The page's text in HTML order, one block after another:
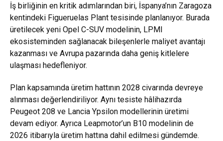
İş birliğinin en kritik adımlarından biri, İspanya’nın Zaragoza
kentindeki Figueruelas Plant tesisinde planlanıyor. Burada
üretilecek yeni Opel C-SUV modelinin, LPMI
ekosisteminden sağlanacak bileşenlerle maliyet avantajı
kazanması ve Avrupa pazarında daha geniş kitlelere
ulaşması hedefleniyor.
Plan kapsamında üretim hattının 2028 civarında devreye
alınması değerlendiriliyor. Aynı tesiste hâlihazırda
Peugeot 208 ve Lancia Ypsilon modellerinin üretimi
devam ediyor. Ayrıca Leapmotor’un B10 modelinin de
2026 itibarıyla üretim hattına dahil edilmesi gündemde.